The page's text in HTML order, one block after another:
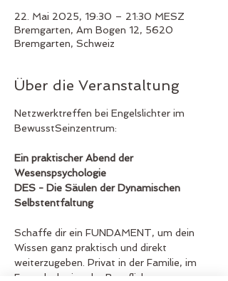
22. Mai 2025, 19:30 – 21:30 MESZ
Bremgarten, Am Bogen 12, 5620
Bremgarten, Schweiz
Über die Veranstaltung
Netzwerktreffen bei Engelslichter im
BewusstSeinzentrum:
Ein praktischer Abend der
Wesenspsychologie
DES - Die Säulen der Dynamischen
Selbstentfaltung
Schaffe dir ein FUNDAMENT, um dein
Wissen ganz praktisch und direkt
weiterzugeben. Privat in der Familie, im
Freundeskreis oder Beruflich.